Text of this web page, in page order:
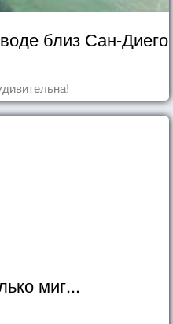
близ Сан-Диего
миг...